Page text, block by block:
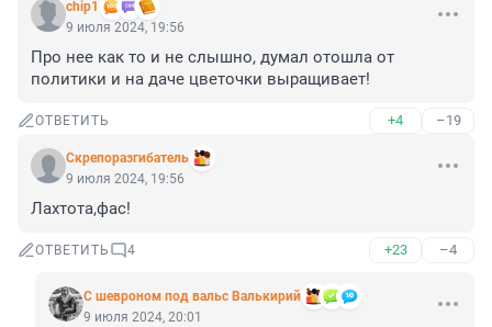
chip1
9 июля 2024, 19:56
Про нее как то и не слышно, думал отошла от
политики и на даче цветочки выращивает!
ОТВЕТИТЬ +4 –19
Скрепоразгибатель
9 июля 2024, 19:56
Лахтота,фас!
ОТВЕТИТЬ 4 +23 –4
С шевроном под вальс Валькирий
9 июля 2024, 20:01